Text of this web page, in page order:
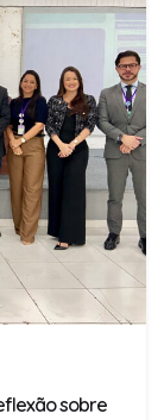
sobre